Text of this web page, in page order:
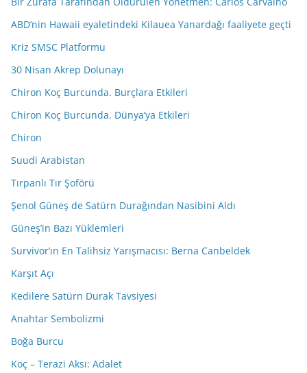
ABD’nin Hawaii eyaletindeki Kilauea Yanardağı faaliyete geçti
Kriz SMSC Platformu
30 Nisan Akrep Dolunayı
Chiron Koç Burcunda. Burçlara Etkileri
Chiron Koç Burcunda. Dünya’ya Etkileri
Chiron
Suudi Arabistan
Tırpanlı Tır Şoförü
Şenol Güneş de Satürn Durağından Nasibini Aldı
Güneş’in Bazı Yüklemleri
Survivor’ın En Talihsiz Yarışmacısı: Berna Canbeldek
Karşıt Açı
Kedilere Satürn Durak Tavsiyesi
Anahtar Sembolizmi
Boğa Burcu
Koç – Terazi Aksı: Adalet